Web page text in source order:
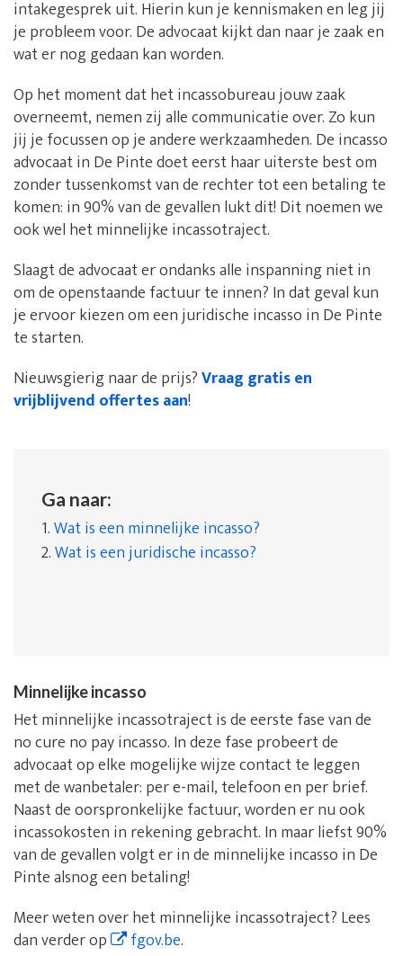
intakegesprek uit. Hierin kun je kennismaken en leg jij
je probleem voor. De advocaat kijkt dan naar je zaak en
wat er nog gedaan kan worden.
Op het moment dat het incassobureau jouw zaak
overneemt, nemen zij alle communicatie over. Zo kun
jij je focussen op je andere werkzaamheden. De incasso
advocaat in De Pinte doet eerst haar uiterste best om
zonder tussenkomst van de rechter tot een betaling te
komen: in 90% van de gevallen lukt dit! Dit noemen we
ook wel het minnelijke incassotraject.
Slaagt de advocaat er ondanks alle inspanning niet in
om de openstaande factuur te innen? In dat geval kun
je ervoor kiezen om een juridische incasso in De Pinte
te starten.
Nieuwsgierig naar de prijs?Vraag gratis en
vrijblijvend offertes aan!
Ga naar:
1.Wat is een minnelijke incasso?
2.Wat is een juridische incasso?
Minnelijke incasso
Het minnelijke incassotraject is de eerste fase van de
no cure no pay incasso. In deze fase probeert de
advocaat op elke mogelijke wijze contact te leggen
met de wanbetaler: per e-mail, telefoon en per brief.
Naast de oorspronkelijke factuur, worden er nu ook
incassokosten in rekening gebracht. In maar liefst 90%
van de gevallen volgt er in de minnelijke incasso in De
Pinte alsnog een betaling!
Meer weten over het minnelijke incassotraject? Lees
dan verder op
fgov.be.